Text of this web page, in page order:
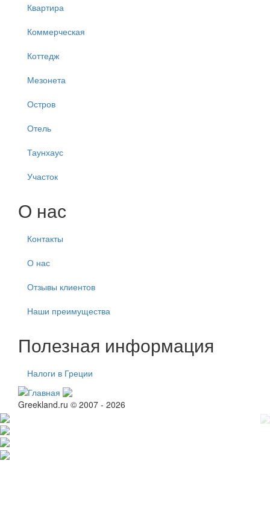
Квартира
Коммерческая
Коттедж
Мезонета
Остров
Отель
Таунхаус
Участок
О нас
Контакты
О нас
Отзывы клиентов
Наши преимущества
Полезная информация
Налоги в Греции
Greekland.ru © 2007 - 2026